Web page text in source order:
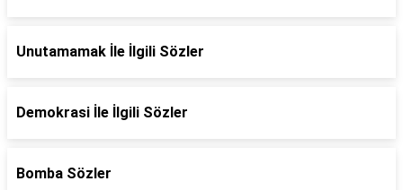
Unutamamak İle İlgili Sözler
Demokrasi İle İlgili Sözler
Bomba Sözler